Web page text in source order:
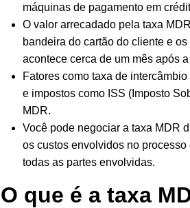
máquinas de pagamento em
O valor arrecadado pela taxa
bandeira do cartão do cliente e
acontece cerca de um mês após
Fatores como taxa de
e impostos como ISS (Imposto
MDR.
Você pode negociar a taxa MDR
os custos envolvidos no
todas as partes envolvidas.
O que é a taxa